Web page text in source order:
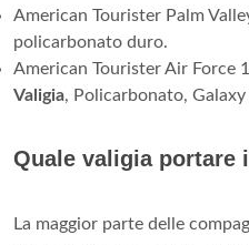
American Tourister Palm
policarbonato duro.
American Tourister Air Force
Valigia, Policarbonato,
Quale valigia portare
La maggior parte delle